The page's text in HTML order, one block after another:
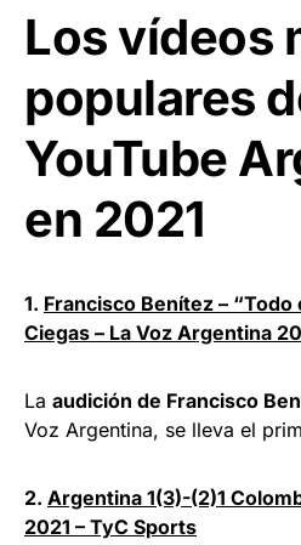
Los vídeos
populares
YouTube
en 2021
1. Francisco Benítez –
Ciegas – La Voz Argentina
La audición de Francisco
Voz Argentina, se lleva el
2. Argentina 1(3)-(2)1
2021 – TyC Sports